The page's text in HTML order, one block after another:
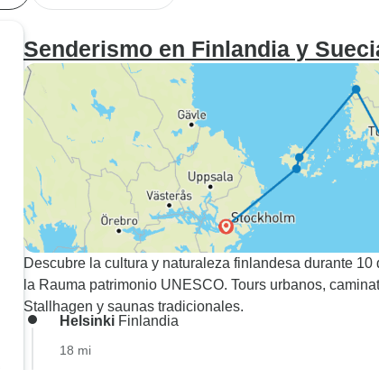
Senderismo en Finlandia y
Descubre la cultura y naturaleza finlandesa durante
la Rauma patrimonio UNESCO. Tours urbanos,
Stallhagen y saunas tradicionales.
Helsinki Finlandia
18 mi